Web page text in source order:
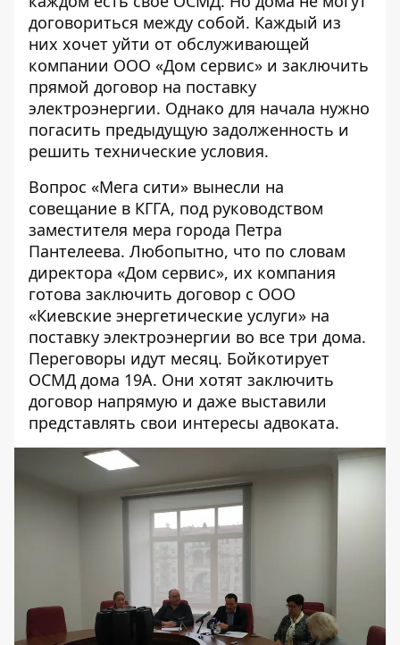
договориться между собой. Каждый из
них хочет уйти от обслуживающей
компании ООО «Дом сервис» и заключить
прямой договор на поставку
электроэнергии. Однако для начала нужно
погасить предыдущую задолженность и
решить технические условия.
Вопрос «Мега сити» вынесли на
совещание в КГГА, под руководством
заместителя мера города Петра
Пантелеева. Любопытно, что по словам
директора «Дом сервис», их компания
готова заключить договор с ООО
«Киевские энергетические услуги» на
поставку электроэнергии во все три дома.
Переговоры идут месяц. Бойкотирует
ОСМД дома 19А. Они хотят заключить
договор напрямую и даже выставили
представлять свои интересы адвоката.